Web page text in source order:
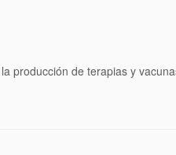
producción de terapias y